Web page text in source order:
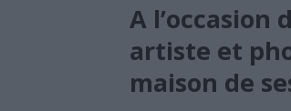
A l’occasion
artiste et
maison de